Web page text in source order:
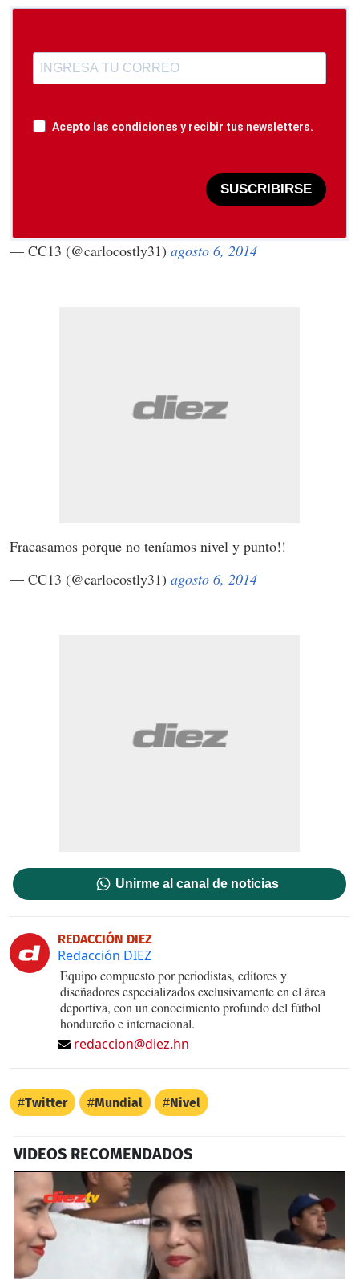
Acepto las condiciones y recibir tus newsletters.
SUSCRIBIRSE
— CC13 (@carlocostly31) agosto 6, 2014
Fracasamos porque no teníamos nivel y punto!!
— CC13 (@carlocostly31) agosto 6, 2014
Unirme al canal de noticias
REDACCIÓN DIEZ
Redacción DIEZ
Equipo compuesto por periodistas, editores y
diseñadores especializados exclusivamente en el área
deportiva, con un conocimiento profundo del fútbol
hondureño e internacional.
redaccion@diez.hn
Twitter Mundial Nivel
VIDEOS RECOMENDADOS